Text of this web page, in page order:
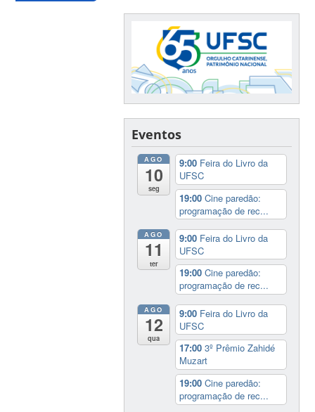
Eventos
AGO
10
seg
9:00 Feira do Livro da
UFSC
19:00Cine paredão:
programação de rec...
AGO
11
ter
9:00 Feira do Livro da
UFSC
19:00Cine paredão:
programação de rec...
AGO
12
qua
9:00 Feira do Livro da
UFSC
17:003º Prêmio Zahidé
Muzart
19:00Cine paredão:
programação de rec...